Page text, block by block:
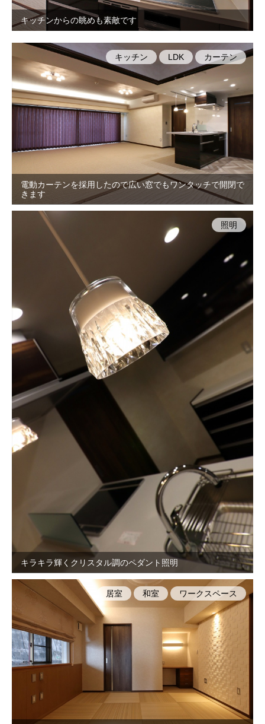
キッチンからの眺めも素敵です
電動カーテンを採用したので広い窓でもワンタッチで開閉で
きます
キッチン LDK カーテン
キラキラ輝くクリスタル調のペダント照明
照明
居室 和室 ワークスペース